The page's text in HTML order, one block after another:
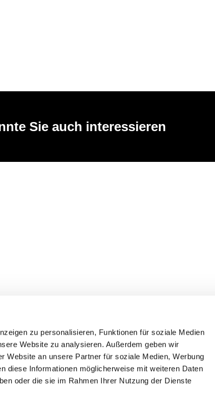
zu personalisieren, Funktionen für soziale Medien
Website zu analysieren. Außerdem geben wir
Website an unsere Partner für soziale Medien, Werbung
diese Informationen möglicherweise mit weiteren Daten
oder die sie im Rahmen Ihrer Nutzung der Dienste
Sie auch interessieren